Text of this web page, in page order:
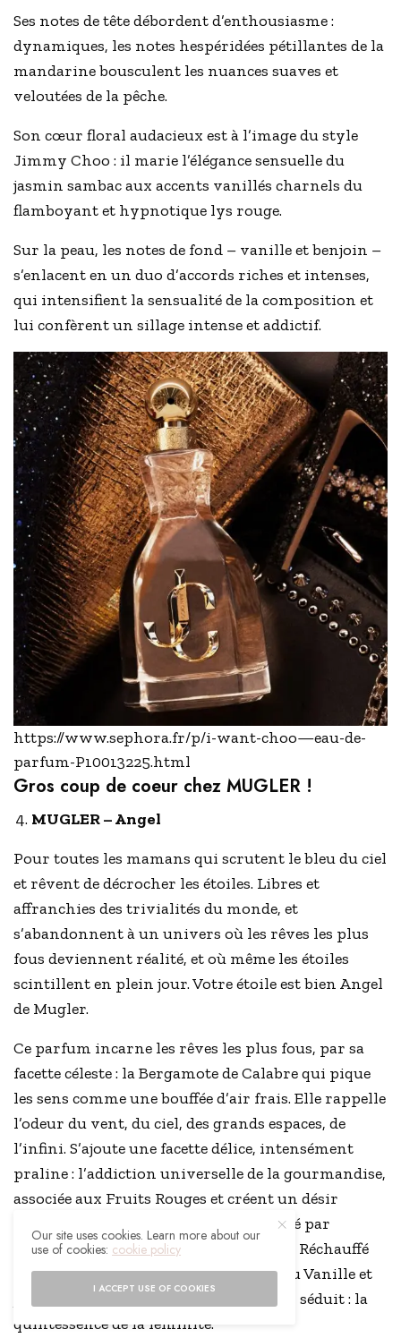
Ses notes de tête débordent d’enthousiasme :
dynamiques, les notes hespéridées pétillantes de la
mandarine bousculent les nuances suaves et
veloutées de la pêche.
Son cœur floral audacieux est à l’image du style
Jimmy Choo : il marie l’élégance sensuelle du
jasmin sambac aux accents vanillés charnels du
flamboyant et hypnotique lys rouge.
Sur la peau, les notes de fond – vanille et benjoin –
s’enlacent en un duo d’accords riches et intenses,
qui intensifient la sensualité de la composition et
lui confèrent un sillage intense et addictif.
https://www.sephora.fr/p/i-want-choo—eau-de-
parfum-P10013225.html
Gros coup de coeur chez MUGLER !
MUGLER – Angel
Pour toutes les mamans qui scrutent le bleu du ciel
et rêvent de décrocher les étoiles. Libres et
affranchies des trivialités du monde, et
s’abandonnent à un univers où les rêves les plus
fous deviennent réalité, et où même les étoiles
scintillent en plein jour. Votre étoile est bien Angel
de Mugler.
Ce parfum incarne les rêves les plus fous, par sa
facette céleste : la Bergamote de Calabre qui pique
les sens comme une bouffée d’air frais. Elle rappelle
l’odeur du vent, du ciel, des grands espaces, de
l’infini. S’ajoute une facette délice, intensément
praline : l’addiction universelle de la gourmandise,
associée aux Fruits Rouges et créent un désir
irrésistible. Et enfin une facette volupté par
l’élégance et la sensualité du patchouli. Réchauffé
par les inflexions orientales de l’Absolu Vanille et
joué en overdose, le Patchouli envoûte, séduit : la
quintessence de la féminité.
Our site uses cookies. Learn more about our
use of cookies: cookie policy
I ACCEPT USE OF COOKIES